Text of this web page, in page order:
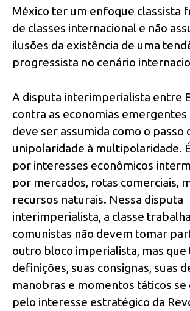
México ter um enfoque classista
de classes internacional e não
ilusões da existência de uma
progressista no cenário
A disputa interimperialista entre
contra as economias emergentes
deve ser assumida como o passo
unipolaridade à multipolaridade.
por interesses econômicos
por mercados, rotas comerciais,
recursos naturais. Nessa disputa
interimperialista, a classe
comunistas não devem tomar
outro bloco imperialista, mas que
definições, suas consignas, suas
manobras e momentos táticos
pelo interesse estratégico da